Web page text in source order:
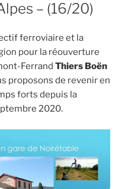
– (16/20)
ferroviaire et la
pour la réouverture
Ferrand Thiers Boën
proposons de revenir en
forts depuis la
2020.